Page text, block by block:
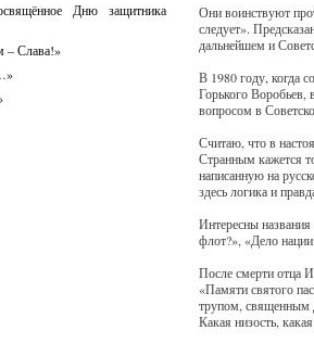
Дню защитника
– Слава!»
Они воинствуют
следует».
дальнейшем и
В 1980 году, когда
Горького
вопросом в
Считаю, что в
Странным кажется
написанную на
здесь логика и
Интересны
флот?», «Дело
После смерти отца
«Памяти святого
трупом, священным
Какая низость,